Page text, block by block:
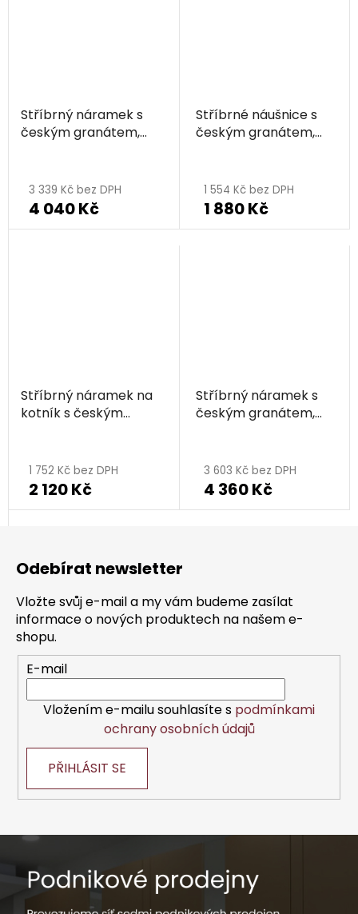
Stříbrný náramek s
českým granátem,
3 339 Kč bez DPH
4 040 Kč
Stříbrné náušnice s
českým granátem,
1 554 Kč bez DPH
1 880 Kč
Stříbrný náramek na
kotník s českým
1 752 Kč bez DPH
2 120 Kč
Stříbrný náramek s
českým granátem,
3 603 Kč bez DPH
4 360 Kč
Odebírat newsletter
Vložte svůj e-mail a my vám budeme zasílat
informace o nových produktech na našem e-
shopu.
E-mail
Vložením e-mailu souhlasíte s podmínkami
ochrany osobních údajů
PŘIHLÁSIT SE